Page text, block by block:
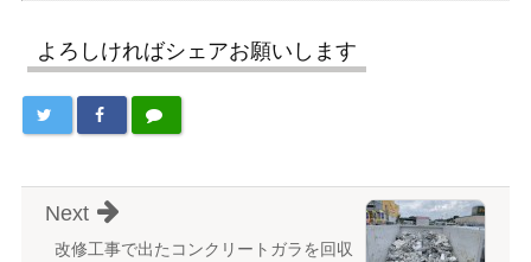
よろしければシェアお願いします
改修工事で出たコンクリートガラを回収
Next